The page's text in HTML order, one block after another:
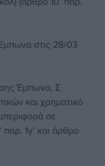
στις 28/03
Έμπωνα, Σ.
και χρηματικό
σε
1γ’ και άρθρο